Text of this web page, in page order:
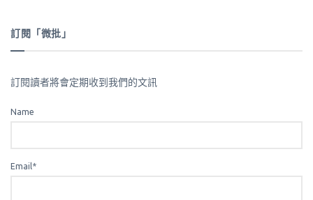
訂閱「微批」
訂閱讀者將會定期收到我們的文訊
Name
Email*